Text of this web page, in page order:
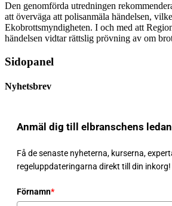
Den genomförda utredningen
att överväga att polisanmäla händelsen,
Ekobrottsmyndigheten. I och med att
händelsen vidtar rättslig prövning av om
Sidopanel
Nyhetsbrev
Anmäl dig till elbranschens
Få de senaste nyheterna, kurserna,
regeluppdateringarna direkt till din inkorg!
Förnamn*